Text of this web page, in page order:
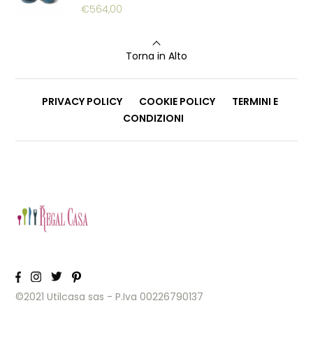
€564,00
Torna in Alto
PRIVACY POLICY COOKIE POLICY
TERMINI E
CONDIZIONI
©2021 Utilcasa sas - P.Iva 00226790137